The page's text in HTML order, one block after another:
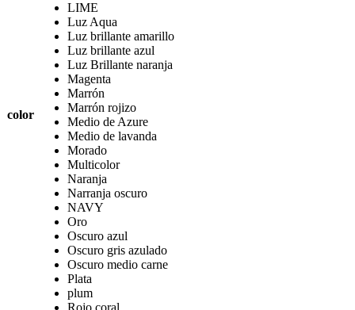
color
LIME
Luz Aqua
Luz brillante amarillo
Luz brillante azul
Luz Brillante naranja
Magenta
Marrón
Marrón rojizo
Medio de Azure
Medio de lavanda
Morado
Multicolor
Naranja
Narranja oscuro
NAVY
Oro
Oscuro azul
Oscuro gris azulado
Oscuro medio carne
Plata
plum